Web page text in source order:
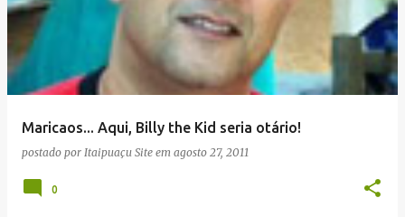
Maricaos... Aqui, Billy the Kid seria otário!
postado por Itaipuaçu Site em agosto 27, 2011
0